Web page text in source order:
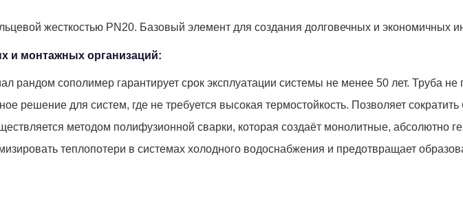
жесткостью PN20. Базовый элемент для создания долговечных и
и монтажных организаций:
рандом сополимер гарантирует срок эксплуатации системы не менее 50 лет.
решение для систем, где не требуется высокая термостойкость. Позволяет
методом полифузионной сварки, которая создаёт монолитные, абсолютно
теплопотери в системах холодного водоснабжения и предотвращает